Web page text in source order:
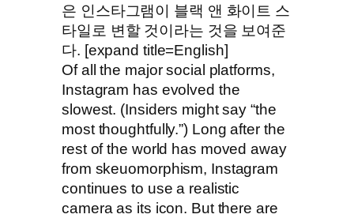
은 인스타그램이 블랙 앤 화이트 스
타일로 변할 것이라는 것을 보여준
다. [expand title=English]
Of all the major social platforms,
Instagram has evolved the
slowest. (Insiders might say “the
most thoughtfully.”) Long after the
rest of the world has moved away
from skeuomorphism, Instagram
continues to use a realistic
camera as its icon. But there are